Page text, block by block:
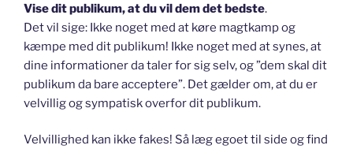
Vise dit publikum, at du vil dem det bedste.
Det vil sige: Ikke noget med at køre magtkamp og
kæmpe med dit publikum! Ikke noget med at synes, at
dine informationer da taler for sig selv, og ”dem skal dit
publikum da bare acceptere”. Det gælder om, at du er
velvillig og sympatisk overfor dit publikum.
Velvillighed kan ikke fakes! Så læg egoet til side og find